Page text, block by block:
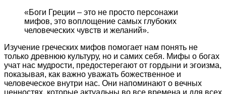
«Боги Греции – это не просто персонажи
мифов, это воплощение самых глубоких
человеческих чувств и желаний».
Изучение греческих мифов помогает нам понять не
только древнюю культуру, но и самих себя. Мифы о богах
учат нас мудрости, предостерегают от гордыни и эгоизма,
показывая, как важно уважать божественное и
человеческое внутри нас. Они напоминают о вечных
ценностях, которые актуальны во все времена и для всех